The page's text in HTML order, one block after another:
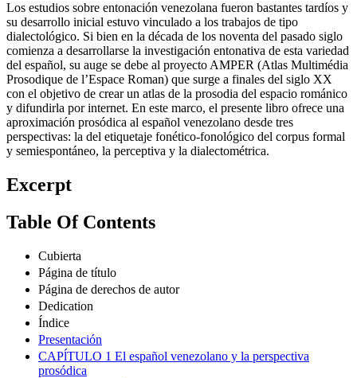
Los estudios sobre entonación venezolana fueron bastantes tardíos y
su desarrollo inicial estuvo vinculado a los trabajos de tipo
dialectológico. Si bien en la década de los noventa del pasado siglo
comienza a desarrollarse la investigación entonativa de esta variedad
del español, su auge se debe al proyecto AMPER (Atlas Multimédia
Prosodique de l’Espace Roman) que surge a finales del siglo XX
con el objetivo de crear un atlas de la prosodia del espacio románico
y difundirla por internet. En este marco, el presente libro ofrece una
aproximación prosódica al español venezolano desde tres
perspectivas: la del etiquetaje fonético-fonológico del corpus formal
y semiespontáneo, la perceptiva y la dialectométrica.
Excerpt
Table Of Contents
Cubierta
Página de título
Página de derechos de autor
Dedication
Índice
Presentación
CAPĺTULO 1 El español venezolano y la perspectiva
prosódica